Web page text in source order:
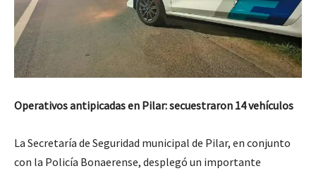
Operativos antipicadas en Pilar: secuestraron 14 vehículos
La Secretaría de Seguridad municipal de Pilar, en conjunto
con la Policía Bonaerense, desplegó un importante